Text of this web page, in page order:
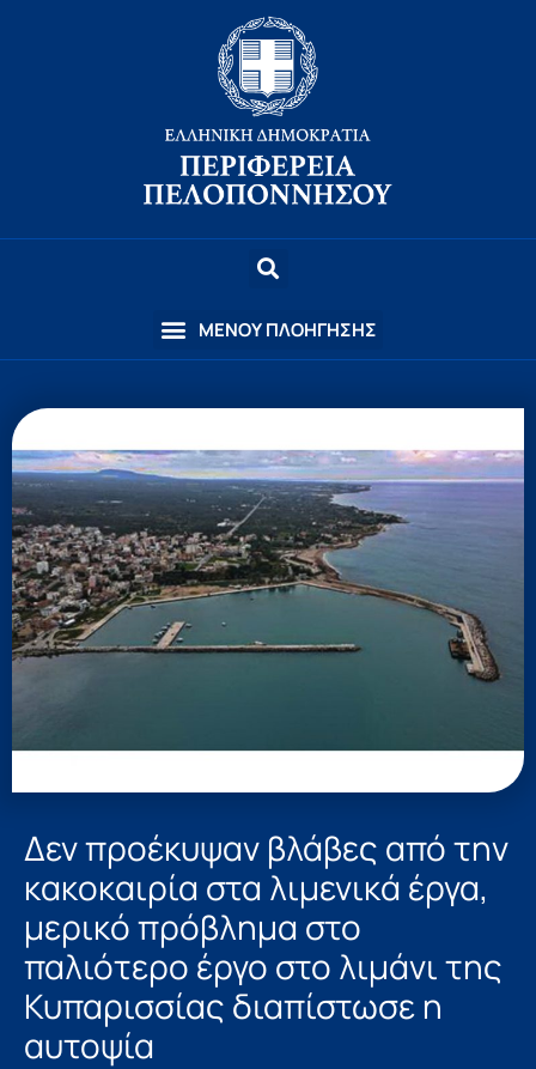
Δεν προέκυψαν βλάβες από την
κακοκαιρία στα λιμενικά έργα,
μερικό πρόβλημα στο
παλιότερο έργο στο λιμάνι της
Κυπαρισσίας διαπίστωσε η
αυτοψία